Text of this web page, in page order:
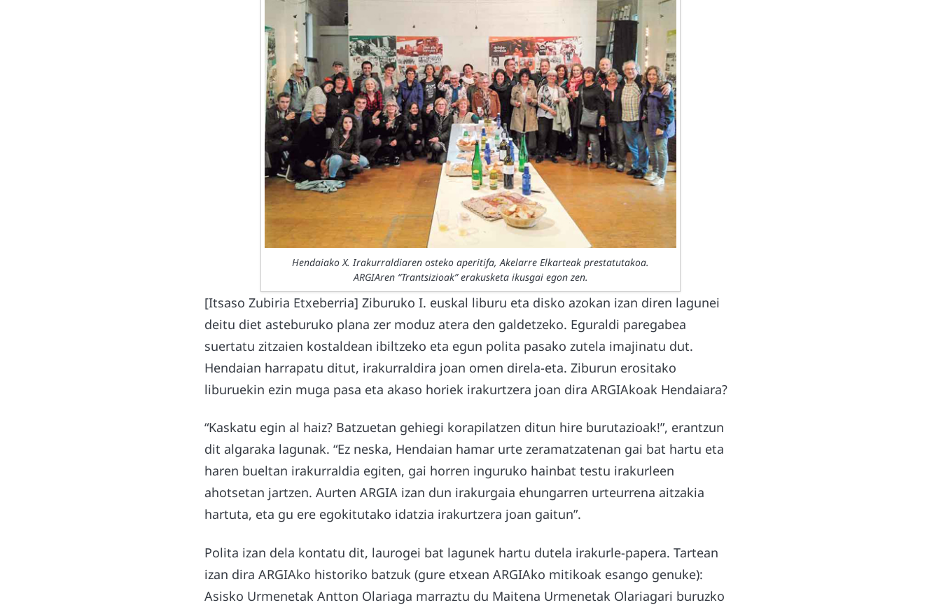
Hendaiako X. Irakurraldiaren osteko aperitifa, Akelarre Elkarteak prestatutakoa.
ARGIAren “Trantsizioak” erakusketa ikusgai egon zen.
[Itsaso Zubiria Etxeberria] Ziburuko I. euskal liburu eta disko azokan izan diren lagunei
deitu diet asteburuko plana zer moduz atera den galdetzeko. Eguraldi paregabea
suertatu zitzaien kostaldean ibiltzeko eta egun polita pasako zutela imajinatu dut.
Hendaian harrapatu ditut, irakurraldira joan omen direla-eta. Ziburun erositako
liburuekin ezin muga pasa eta akaso horiek irakurtzera joan dira ARGIAkoak Hendaiara?
“Kaskatu egin al haiz? Batzuetan gehiegi korapilatzen ditun hire burutazioak!”, erantzun
dit algaraka lagunak. “Ez neska, Hendaian hamar urte zeramatzatenan gai bat hartu eta
haren bueltan irakurraldia egiten, gai horren inguruko hainbat testu irakurleen
ahotsetan jartzen. Aurten ARGIA izan dun irakurgaia ehungarren urteurrena aitzakia
hartuta, eta gu ere egokitutako idatzia irakurtzera joan gaitun”.
Polita izan dela kontatu dit, laurogei bat lagunek hartu dutela irakurle-papera. Tartean
izan dira ARGIAko historiko batzuk (gure etxean ARGIAko mitikoak esango genuke):
Asisko Urmenetak Antton Olariaga marraztu du Maitena Urmenetak Olariagari buruzko